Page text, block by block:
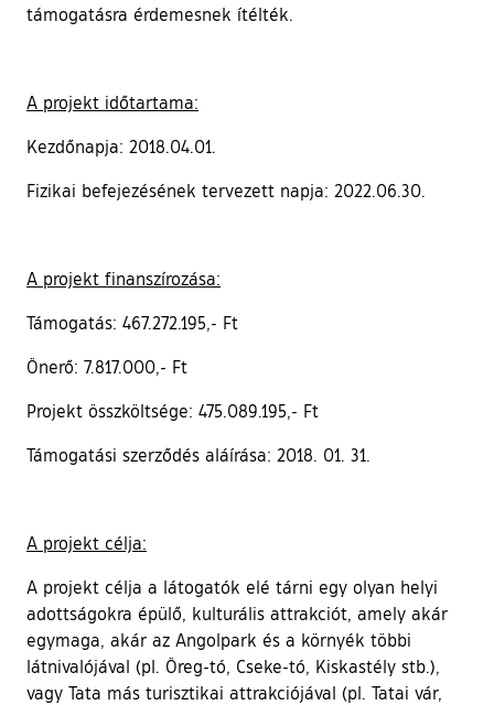
támogatásra érdemesnek ítélték.
A projekt időtartama:
Kezdőnapja: 2018.04.01.
Fizikai befejezésének tervezett napja: 2022.06.30.
A projekt finanszírozása:
Támogatás: 467.272.195,- Ft
Önerő: 7.817.000,- Ft
Projekt összköltsége: 475.089.195,- Ft
Támogatási szerződés aláírása: 2018. 01. 31.
A projekt célja:
A projekt célja a látogatók elé tárni egy olyan helyi
adottságokra épülő, kulturális attrakciót, amely akár
egymaga, akár az Angolpark és a környék többi
látnivalójával (pl. Öreg-tó, Cseke-tó, Kiskastély stb.),
vagy Tata más turisztikai attrakciójával (pl. Tatai vár,